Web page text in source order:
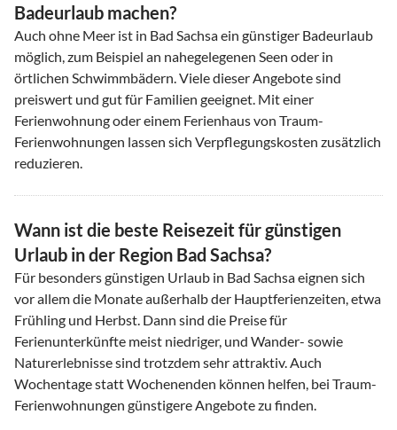
Badeurlaub machen?
Auch ohne Meer ist in Bad Sachsa ein günstiger Badeurlaub
möglich, zum Beispiel an nahegelegenen Seen oder in
örtlichen Schwimmbädern. Viele dieser Angebote sind
preiswert und gut für Familien geeignet. Mit einer
Ferienwohnung oder einem Ferienhaus von Traum-
Ferienwohnungen lassen sich Verpflegungskosten zusätzlich
reduzieren.
Wann ist die beste Reisezeit für günstigen
Urlaub in der Region Bad Sachsa?
Für besonders günstigen Urlaub in Bad Sachsa eignen sich
vor allem die Monate außerhalb der Hauptferienzeiten, etwa
Frühling und Herbst. Dann sind die Preise für
Ferienunterkünfte meist niedriger, und Wander- sowie
Naturerlebnisse sind trotzdem sehr attraktiv. Auch
Wochentage statt Wochenenden können helfen, bei Traum-
Ferienwohnungen günstigere Angebote zu finden.